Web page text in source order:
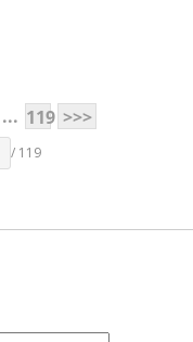
... 119 >>>
/ 119